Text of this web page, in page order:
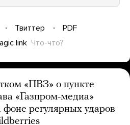
Твиттер
PDF
link Что-что?
«ПВЗ» о пункте
«Газпром-медиа»
регулярных ударов